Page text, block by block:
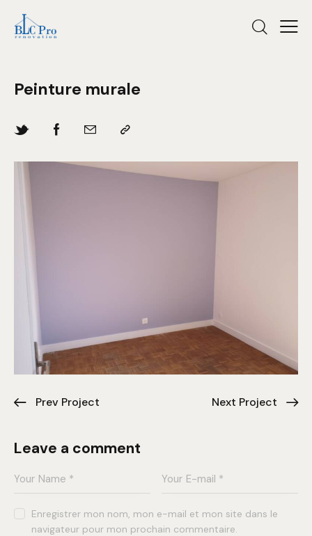
Peinture murale
Prev Project Next Project
Leave a comment
Enregistrer mon nom, mon e-mail et mon site dans le
navigateur pour mon prochain commentaire.